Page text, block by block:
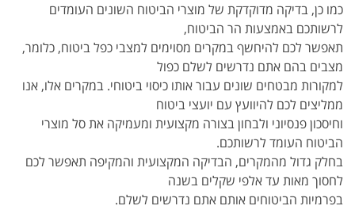
כמו כן, בדיקה מדוקדקת של מוצרי הביטוח השונים העומדים
לרשותכם באמצעות הר הביטוח,
תאפשר לכם להיחשף במקרים מסוימים למצבי כפל ביטוח, כלומר,
מצבים בהם אתם נדרשים לשלם כפול
למקורות מבטחים שונים עבור אותו כיסוי ביטוחי. במקרים אלו, אנו
ממליצים לכם להיוועץ עם יועצי ביטוח
וחיסכון פנסיוני ולבחון בצורה מקצועית ומעמיקה את סל מוצרי
הביטוח העומד לרשותכם.
בחלק גדול מהמקרים, הבדיקה המקצועית והמקיפה תאפשר לכם
לחסוך מאות עד אלפי שקלים בשנה
בפרמיות הביטוחים אותם אתם נדרשים לשלם.